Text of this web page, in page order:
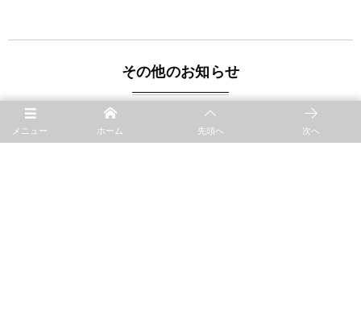
その他のお知らせ
2019.09.16 暮らしに寄り添う4TH-MARKET展
メニュー ホーム 先頭へ 次へ